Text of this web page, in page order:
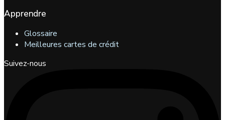
Apprendre
Glossaire
Meilleures cartes de crédit
Suivez-nous